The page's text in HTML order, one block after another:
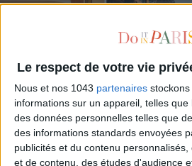
Le respect de votre vie
Nous et nos 1043 partenaires
informations sur un appareil, telles
des données personnelles telles que
des informations standards envoyées
publicités et du contenu
et de contenu, des études d'audience
LES (VRAIES) BONNES ADRESSE À